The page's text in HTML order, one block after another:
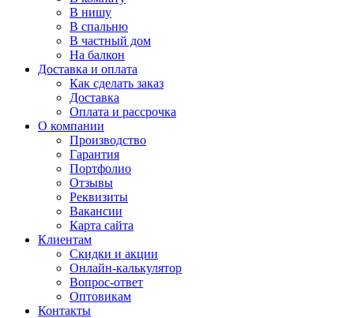
В нишу
В спальню
В частный дом
На балкон
Доставка и оплата
Как сделать заказ
Доставка
Оплата и рассрочка
О компании
Производство
Гарантия
Портфолио
Отзывы
Реквизиты
Вакансии
Карта сайта
Клиентам
Скидки и акции
Онлайн-калькулятор
Вопрос-ответ
Оптовикам
Контакты